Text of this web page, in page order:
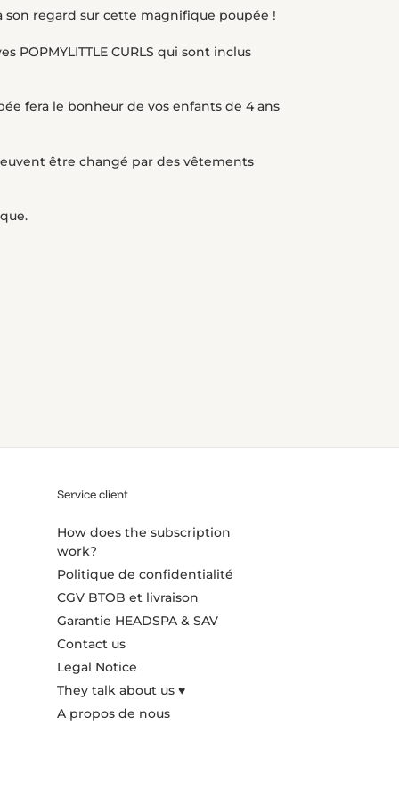
son regard sur cette magnifique poupée !
POPMYLITTLE CURLS qui sont inclus
fera le bonheur de vos enfants de 4 ans
être changé par des vêtements
Service client
How does the subscription
work?
Politique de confidentialité
CGV BTOB et livraison
Garantie HEADSPA & SAV
Contact us
Legal Notice
They talk about us ♥️
A propos de nous